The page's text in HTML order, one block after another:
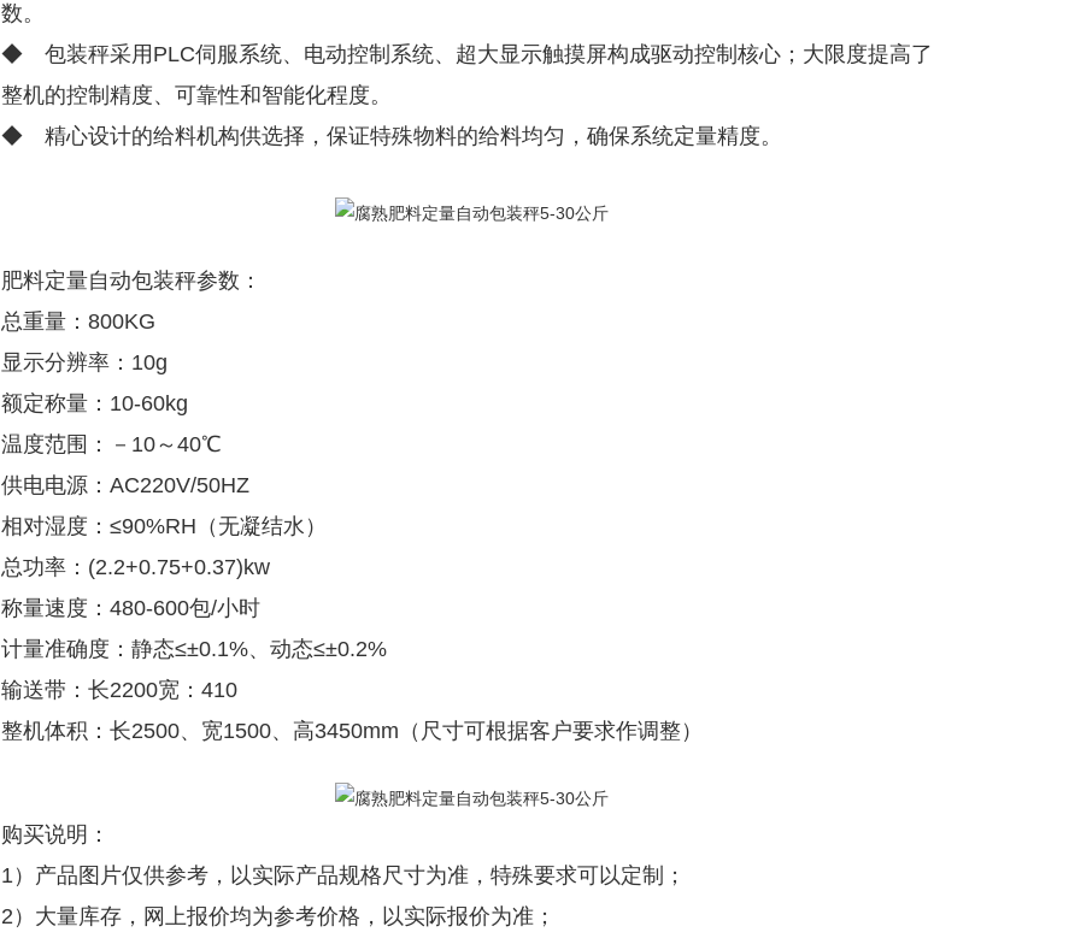
数。
◆ 包装秤采用PLC伺服系统、电动控制系统、超大显示触摸屏构成驱动控制核心；大限度提高了
整机的控制精度、可靠性和智能化程度。
◆ 精心设计的给料机构供选择，保证特殊物料的给料均匀，确保系统定量精度。
肥料定量自动包装秤参数：
总重量：800KG
显示分辨率：10g
额定称量：10-60kg
温度范围：－10～40℃
供电电源：AC220V/50HZ
相对湿度：≤90%RH（无凝结水）
总功率：(2.2+0.75+0.37)kw
称量速度：480-600包/小时
计量准确度：静态≤±0.1%、动态≤±0.2%
输送带：长2200宽：410
整机体积：长2500、宽1500、高3450mm（尺寸可根据客户要求作调整）
购买说明：
1）产品图片仅供参考，以实际产品规格尺寸为准，特殊要求可以定制；
2）大量库存，网上报价均为参考价格，以实际报价为准；